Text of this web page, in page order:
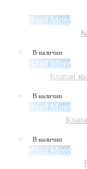
Read More
В наличии
Read More
Клапан
В наличии
Read More
В наличии
Read More